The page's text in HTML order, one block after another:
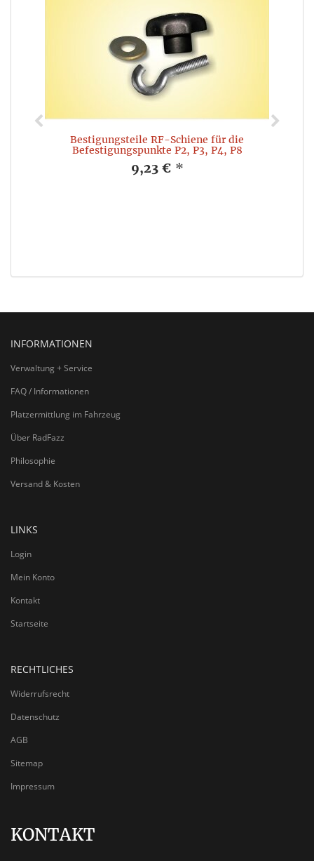
Bestigungsteile RF-Schiene für die
Befestigungspunkte P2, P3, P4, P8
9,23 € *
INFORMATIONEN
Verwaltung + Service
FAQ / Informationen
Platzermittlung im Fahrzeug
Über RadFazz
Philosophie
Versand & Kosten
LINKS
Login
Mein Konto
Kontakt
Startseite
RECHTLICHES
Widerrufsrecht
Datenschutz
AGB
Sitemap
Impressum
KONTAKT